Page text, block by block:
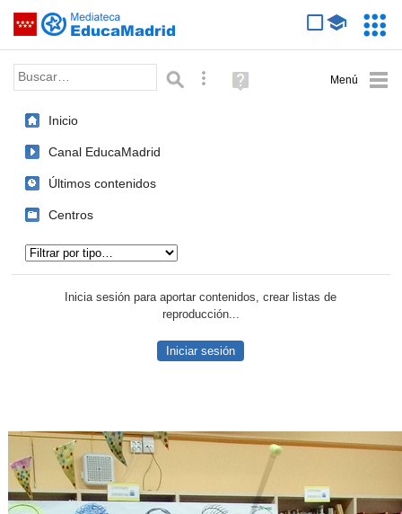
Saltar navegación
Palabra o frase: Búsqueda avanzada
Ayuda
(en
Inicio
Canal EducaMadrid
Últimos contenidos
Centros
Inicia sesión para aportar contenidos, crear listas de
reproducción...
Iniciar sesión